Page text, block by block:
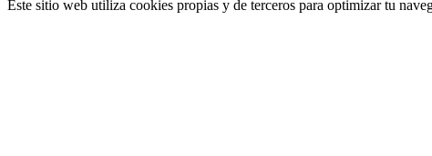
Este sitio web utiliza cookies propias y de terceros para optimizar tu